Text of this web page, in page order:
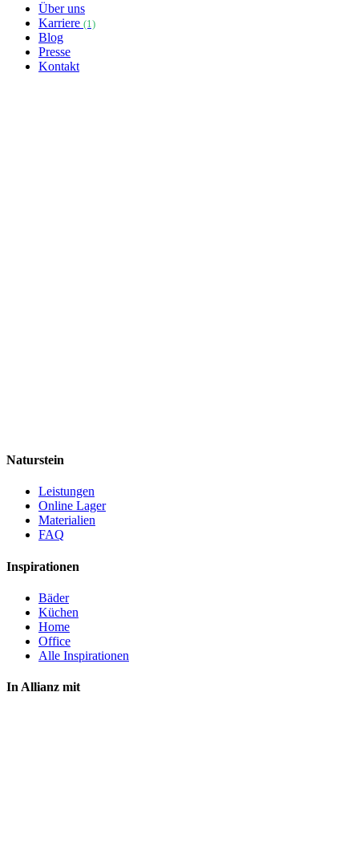
Über uns
Karriere (1)
Blog
Presse
Kontakt
Naturstein
Leistungen
Online Lager
Materialien
FAQ
Inspirationen
Bäder
Küchen
Home
Office
Alle Inspirationen
In Allianz mit